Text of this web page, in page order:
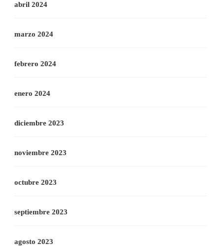
abril 2024
marzo 2024
febrero 2024
enero 2024
diciembre 2023
noviembre 2023
octubre 2023
septiembre 2023
agosto 2023